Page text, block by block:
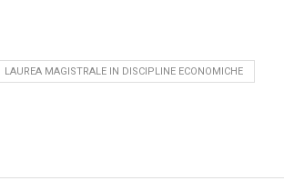
LAUREA MAGISTRALE IN DISCIPLINE ECONOMICHE